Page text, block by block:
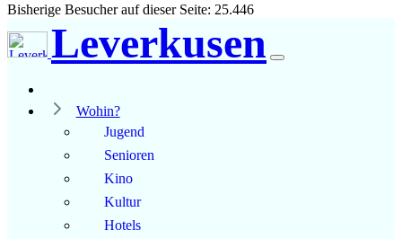
Bisherige Besucher auf dieser Seite: 25.446
Leverkusen
Wohin?
Jugend
Senioren
Kino
Kultur
Hotels